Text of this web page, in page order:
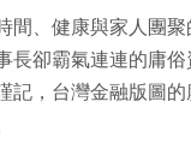
、健康與家人團
卻霸氣連連的庸
，台灣金融版圖